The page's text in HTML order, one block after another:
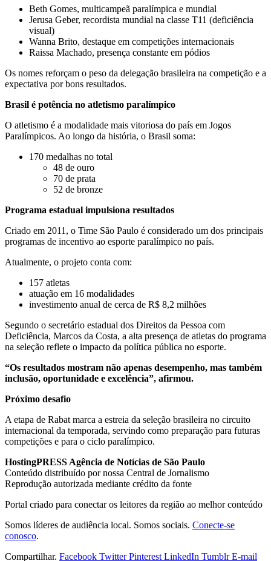
Beth Gomes, multicampeã paralímpica e mundial
Jerusa Geber, recordista mundial na classe T11 (deficiência
visual)
Wanna Brito, destaque em competições internacionais
Raissa Machado, presença constante em pódios
Os nomes reforçam o peso da delegação brasileira na competição e a
expectativa por bons resultados.
Brasil é potência no atletismo paralímpico
O atletismo é a modalidade mais vitoriosa do país em Jogos
Paralímpicos. Ao longo da história, o Brasil soma:
170 medalhas no total
48 de ouro
70 de prata
52 de bronze
Programa estadual impulsiona resultados
Criado em 2011, o Time São Paulo é considerado um dos principais
programas de incentivo ao esporte paralímpico no país.
Atualmente, o projeto conta com:
157 atletas
atuação em 16 modalidades
investimento anual de cerca de R$ 8,2 milhões
Segundo o secretário estadual dos Direitos da Pessoa com
Deficiência, Marcos da Costa, a alta presença de atletas do programa
na seleção reflete o impacto da política pública no esporte.
“Os resultados mostram não apenas desempenho, mas também
inclusão, oportunidade e excelência”, afirmou.
Próximo desafio
A etapa de Rabat marca a estreia da seleção brasileira no circuito
internacional da temporada, servindo como preparação para futuras
competições e para o ciclo paralímpico.
HostingPRESS Agência de Notícias de São Paulo
Conteúdo distribuído por nossa Central de Jornalismo
Reprodução autorizada mediante crédito da fonte
Portal criado para conectar os leitores da região ao melhor conteúdo
Somos líderes de audiência local. Somos sociais. Conecte-se
conosco.
Compartilhar. Facebook Twitter Pinterest LinkedIn Tumblr E-mail